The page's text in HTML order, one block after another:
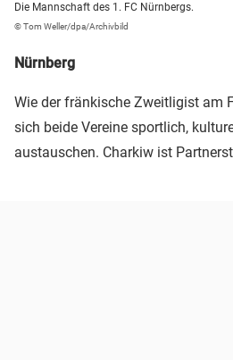
Die Mannschaft des 1. FC Nürnbergs.
© Tom Weller/dpa/Archivbild
Nürnberg
Wie der fränkische Zweitligist am
sich beide Vereine sportlich,
austauschen. Charkiw ist